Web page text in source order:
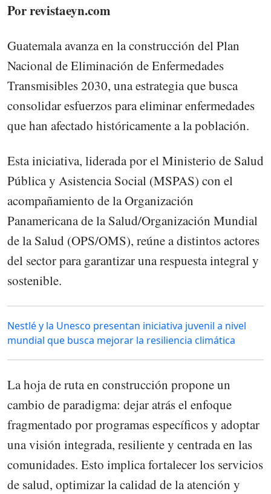
Por revistaeyn.com
Guatemala avanza en la construcción del Plan
Nacional de Eliminación de Enfermedades
Transmisibles 2030, una estrategia que busca
consolidar esfuerzos para eliminar enfermedades
que han afectado históricamente a la población.
Esta iniciativa, liderada por el Ministerio de Salud
Pública y Asistencia Social (MSPAS) con el
acompañamiento de la Organización
Panamericana de la Salud/Organización Mundial
de la Salud (OPS/OMS), reúne a distintos actores
del sector para garantizar una respuesta integral y
sostenible.
Nestlé y la Unesco presentan iniciativa juvenil a nivel
mundial que busca mejorar la resiliencia climática
La hoja de ruta en construcción propone un
cambio de paradigma: dejar atrás el enfoque
fragmentado por programas específicos y adoptar
una visión integrada, resiliente y centrada en las
comunidades. Esto implica fortalecer los servicios
de salud, optimizar la calidad de la atención y